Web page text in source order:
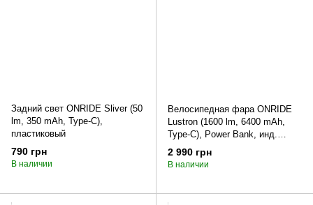
Задний свет ONRIDE Sliver (50
lm, 350 mAh, Type-C),
пластиковый
790 грн
В наличии
Велосипедная фара ONRIDE
Lustron (1600 lm, 6400 mAh,
Type-C), Power Bank, инд.
заряда, алюминиевая
2 990 грн
В наличии